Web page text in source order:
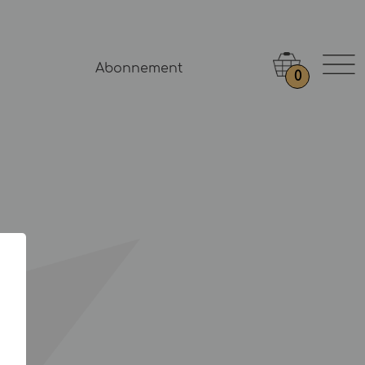
Abonnement
0